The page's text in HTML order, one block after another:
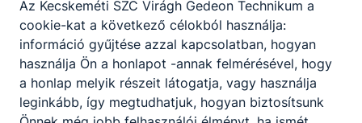
Az Kecskeméti SZC Virágh Gedeon Technikum a
cookie-kat a következő célokból használja:
információ gyűjtése azzal kapcsolatban, hogyan
használja Ön a honlapot -annak felmérésével, hogy
a honlap melyik részeit látogatja, vagy használja
leginkább, így megtudhatjuk, hogyan biztosítsunk